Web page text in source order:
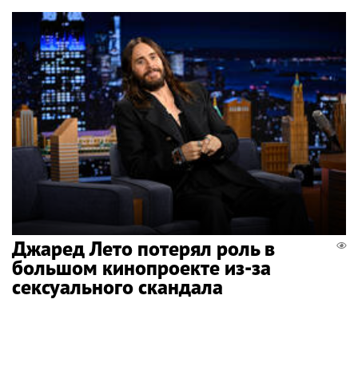
Джаред Лето потерял роль в
большом кинопроекте из-за
сексуального скандала